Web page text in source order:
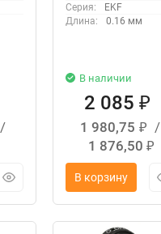
/
Серия:
EKF
Длина:
0.16 мм
В наличии
2 085₽
1 980,75 ₽
/
1 876,50 ₽
В корзину